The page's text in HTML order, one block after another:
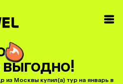
из Москвы купил(a) тур на январь в